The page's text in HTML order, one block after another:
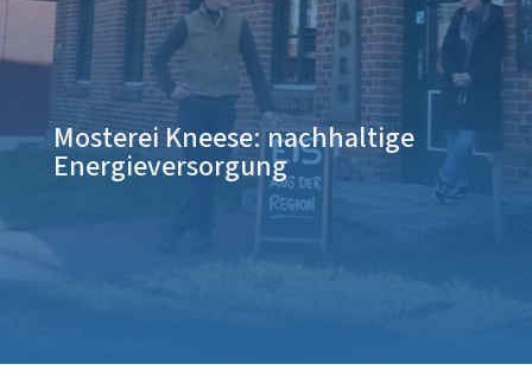
Mosterei Kneese: nachhaltige
Energieversorgung